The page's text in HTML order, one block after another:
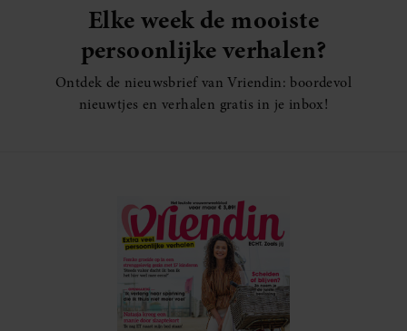
Elke week de mooiste
persoonlijke verhalen?
Ontdek de nieuwsbrief van Vriendin: boordevol
nieuwtjes en verhalen gratis in je inbox!